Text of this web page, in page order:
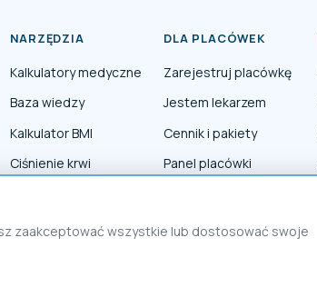
NARZĘDZIA
Kalkulatory medyczne
Baza wiedzy
Kalkulator BMI
Ciśnienie krwi
DLA PLACÓWEK
Zarejestruj placówkę
Jestem lekarzem
Cennik i pakiety
Panel placówki
zaakceptować wszystkie lub dostosować swoje